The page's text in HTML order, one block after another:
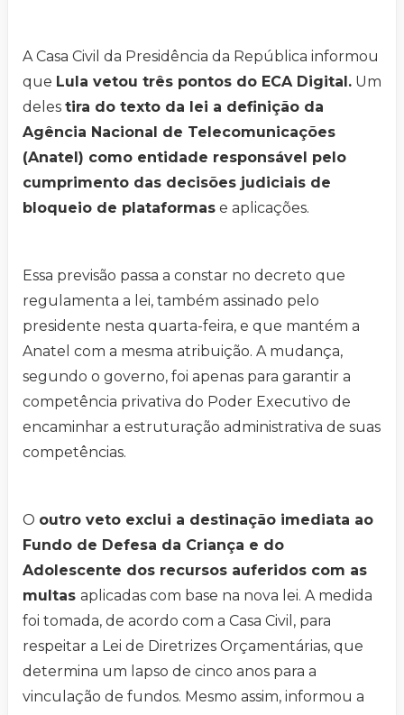
A Casa Civil da Presidência da República informou
que Lula vetou três pontos do ECA Digital. Um
deles tira do texto da lei a definição da
Agência Nacional de Telecomunicações
(Anatel) como entidade responsável pelo
cumprimento das decisões judiciais de
bloqueio de plataformas e aplicações.
Essa previsão passa a constar no decreto que
regulamenta a lei, também assinado pelo
presidente nesta quarta-feira, e que mantém a
Anatel com a mesma atribuição. A mudança,
segundo o governo, foi apenas para garantir a
competência privativa do Poder Executivo de
encaminhar a estruturação administrativa de suas
competências.
O outro veto exclui a destinação imediata ao
Fundo de Defesa da Criança e do
Adolescente dos recursos auferidos com as
multas aplicadas com base na nova lei. A medida
foi tomada, de acordo com a Casa Civil, para
respeitar a Lei de Diretrizes Orçamentárias, que
determina um lapso de cinco anos para a
vinculação de fundos. Mesmo assim, informou a